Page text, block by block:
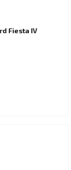
Fiesta IV